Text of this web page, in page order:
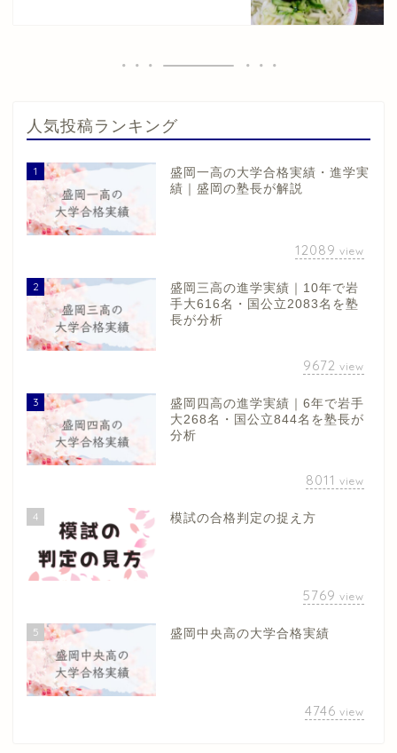
人気投稿ランキング
1
盛岡一高の大学合格実績・進学実
績｜盛岡の塾長が解説
12089 view
2
盛岡三高の進学実績｜10年で岩
手大616名・国公立2083名を塾
長が分析
9672 view
3
盛岡四高の進学実績｜6年で岩手
大268名・国公立844名を塾長が
分析
8011 view
4 模試の合格判定の捉え方
5769 view
5 盛岡中央高の大学合格実績
4746 view